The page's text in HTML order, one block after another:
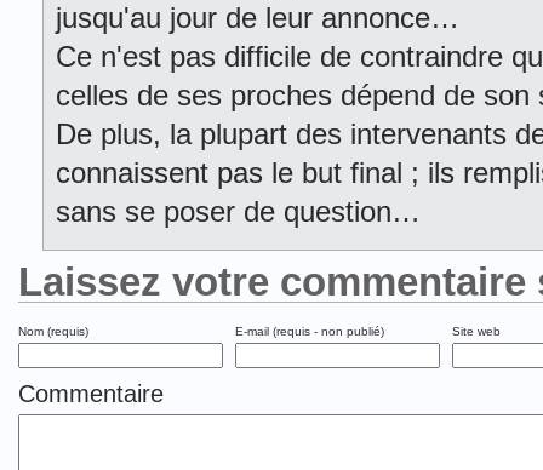
jusqu'au jour de leur annonce…
Ce n'est pas difficile de contraindre
celles de ses proches dépend de
De plus, la plupart des intervenants
connaissent pas le but final ; ils
sans se poser de question…
Laissez votre commentaire
Nom (requis) E-mail (requis - non publié) Site web
Commentaire